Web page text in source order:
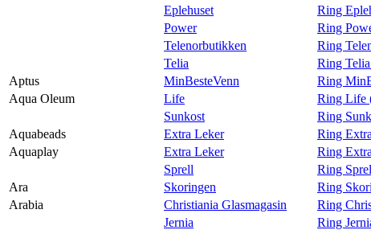
Eplehuset
Ring
Power
Ring
Telenorbutikken
Ring
Telia
Ring
Aptus
MinBesteVenn Ring
Aqua Oleum
Life Ring Life
Sunkost
Ring
Aquabeads
Extra Leker Ring
Aquaplay
Extra Leker Ring
Sprell
Ring
Ara
Skoringen Ring
Arabia
Christiania Glasmagasin Ring
Jernia
Ring